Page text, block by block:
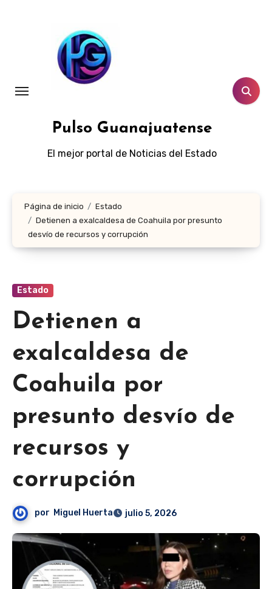
Pulso Guanajuatense
El mejor portal de Noticias del Estado
Página de inicio
Estado
Detienen a exalcaldesa de Coahuila por presunto
desvío de recursos y corrupción
Estado
Detienen a
exalcaldesa de
Coahuila por
presunto desvío de
recursos y
corrupción
por Miguel Huerta julio 5, 2026